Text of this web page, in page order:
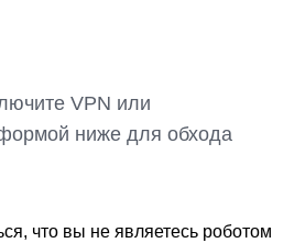
VPN или
ниже для обхода
что вы не являетесь роботом